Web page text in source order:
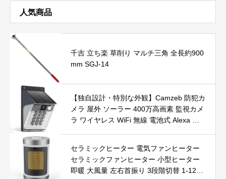
人気商品
千吉 立ち楽 草削り マルチ三角 全長約900
mm SGJ-14
【独自設計・特別な外観】Camzeb 防犯カ
メラ 屋外 ソーラー 400万高画素 監視カメ
ラ ワイヤレス WiFi 無線 電池式 Alexa 赤
録画 IP66防水 遠隔操作
セラミックヒーター 電気ファンヒーター
セラミックファンヒーター 小型ヒーター
即暖 大風量 左右首振り 3段階切替 1-12時